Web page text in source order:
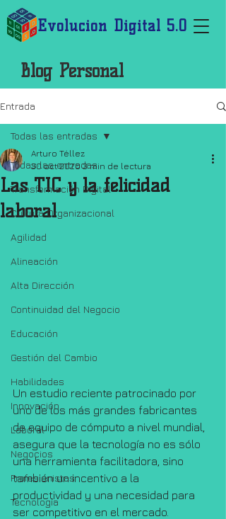
Evolución Digital 5.0
Blog Personal
Entrada
Todas las entradas
Transformación Digital
Cultura Organizacional
Agilidad
Alineación
Alta Dirección
Continuidad del Negocio
Educación
Gestión del Cambio
Habilidades
Innovación
Laboral
Negocios
Profesionistas
Tecnología
Todas las entradas
Las TIC y la felicidad
laboral
Arturo Téllez
30 oct 2020 3 min de lectura
Un estudio reciente patrocinado por
uno de los más grandes fabricantes
de equipo de cómputo a nivel mundial,
asegura que la tecnología no es sólo
una herramienta facilitadora, sino
también un incentivo a la
productividad y una necesidad para
ser competitivo en el mercado.